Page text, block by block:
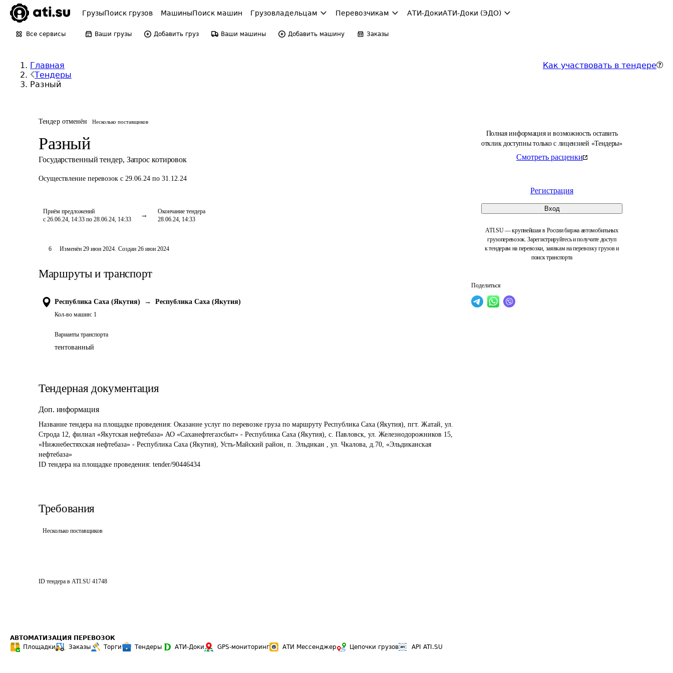
ГрузыПоиск грузов МашиныПоиск машин Грузовладельцам Перевозчикам АТИ-ДокиАТИ-Доки (ЭДО)
Все сервисы Ваши грузы Добавить груз Ваши машины Добавить машину Заказы
Главная
Тендеры
Разный
Как участвовать в тендере
Тендер отменён Несколько поставщиков
Разный
Государственный тендер, Запрос котировок
Осуществление перевозок с 29.06.24 по 31.12.24
Приём предложений
с 26.06.24, 14:33 по 28.06.24, 14:33
Окончание тендера
28.06.24, 14:33
Полная информация и возможность оставить
отклик доступны только с лицензией «Тендеры»
Смотреть расценки
Регистрация
Вход
ATI.SU — крупнейшая в России биржа автомобильных
грузоперевозок. Зарегистрируйтесь и получите доступ
к тендерам на перевозки, заявкам на перевозку грузов и
поиск транспорта
Поделиться
6 Изменён 29 июн 2024. Создан 26 июн 2024
Маршруты и транспорт
Республика Саха (Якутия) → Республика Саха (Якутия)
Кол-во машин: 1
Варианты транспорта
тентованный
Тендерная документация
Доп. информация
Название тендера на площадке проведения: Оказание услуг по перевозке груза по маршруту Республика Саха (Якутия), пгт. Жатай, ул.
Строда 12, филиал «Якутская нефтебаза» АО «Саханефтегазсбыт» - Республика Саха (Якутия), с. Павловск, ул. Железнодорожников 15,
«Нижнебестяхская нефтебаза» - Республика Саха (Якутия), Усть-Майский район, п. Эльдикан , ул. Чкалова, д.70, «Эльдиканская
ID тендера на площадке проведения: tender/90446434
Требования
Несколько поставщиков
ID тендера в ATI.SU 41748
АВТОМАТИЗАЦИЯ ПЕРЕВОЗОК
Площадки
Заказы Торги Тендеры АТИ-Доки GPS-мониторинг АТИ Мессенджер Цепочки грузов API ATI.SU